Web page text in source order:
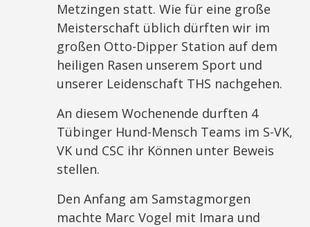
Metzingen statt. Wie für eine große
Meisterschaft üblich dürften wir im
großen Otto-Dipper Station auf dem
heiligen Rasen unserem Sport und
unserer Leidenschaft THS nachgehen.
An diesem Wochenende durften 4
Tübinger Hund-Mensch Teams im S-VK,
VK und CSC ihr Können unter Beweis
stellen.
Den Anfang am Samstagmorgen
machte Marc Vogel mit Imara und